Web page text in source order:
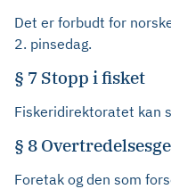
Det er forbudt for
2. pinsedag.
§ 7 Stopp i fisket
Fiskeridirektoratet kan
§ 8
Foretak og den som